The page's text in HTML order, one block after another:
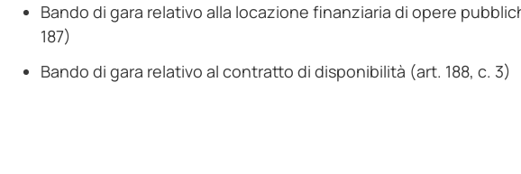
Bando di gara relativo alla locazione finanziaria di opere
187)
Bando di gara relativo al contratto di disponibilità (art. 188, c. 3)